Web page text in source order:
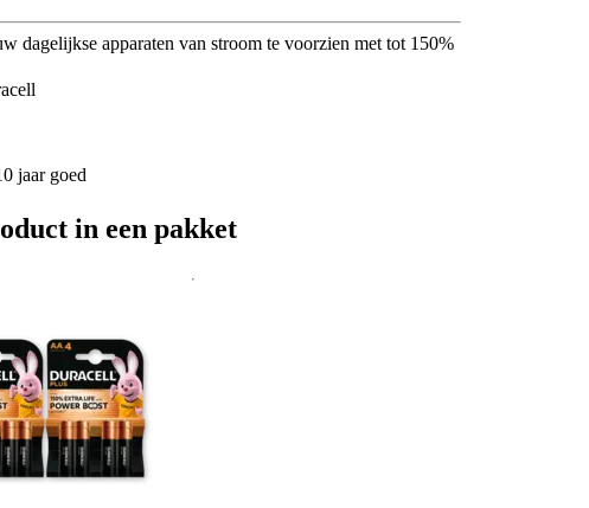
dagelijkse apparaten van stroom te voorzien met tot 150%
jaar goed
in een pakket